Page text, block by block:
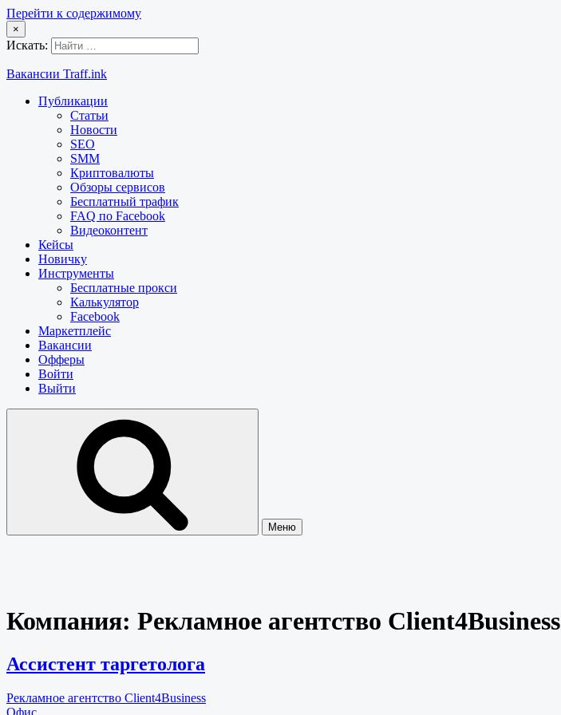
Перейти к содержимому
×
Искать:
Вакансии Traff.ink
Публикации
Статьи
Новости
SEO
SMM
Криптовалюты
Обзоры сервисов
Бесплатный трафик
FAQ по Facebook
Видеоконтент
Кейсы
Новичку
Инструменты
Бесплатные прокси
Калькулятор
Facebook
Маркетплейс
Вакансии
Офферы
Войти
Выйти
Меню
Компания: Рекламное агентство Client4Business
Ассистент таргетолога
Рекламное агентство Client4Business
Офис